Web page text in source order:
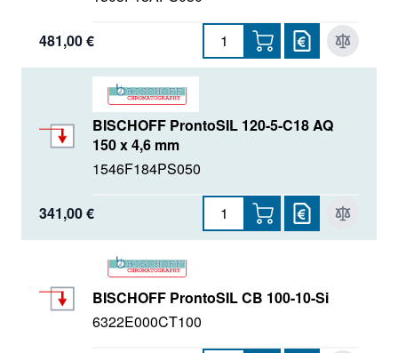
481,00 €
BISCHOFF ProntoSIL 120-5-C18 AQ
150 x 4,6 mm
1546F184PS050
341,00 €
BISCHOFF ProntoSIL CB 100-10-Si
6322E000CT100